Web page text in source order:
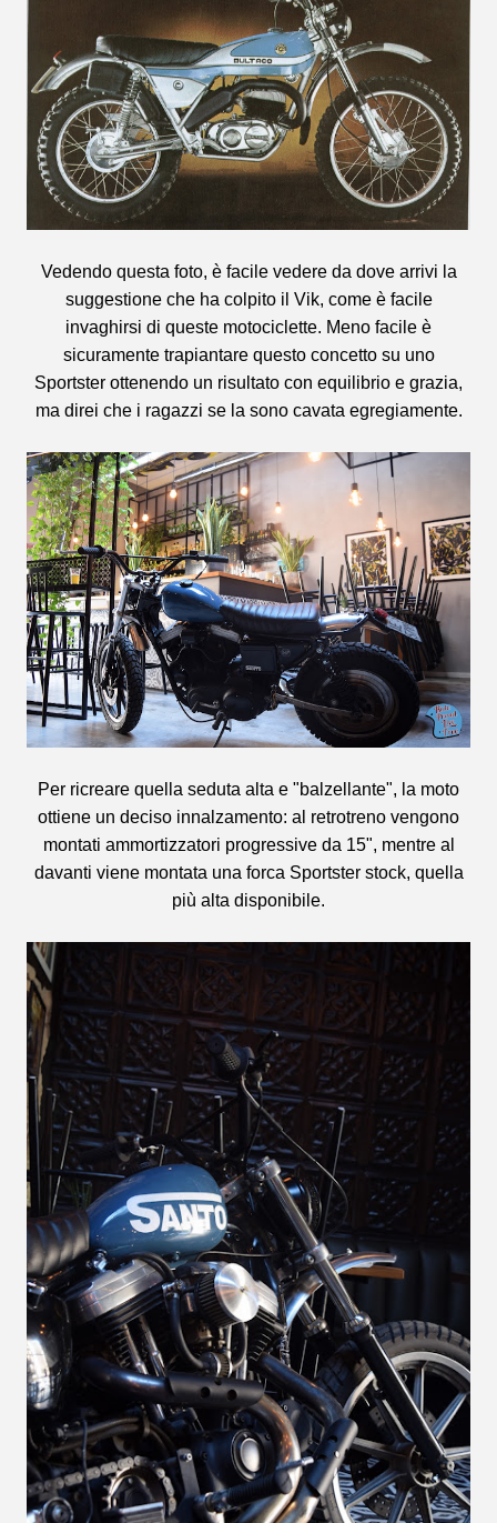
Vedendo questa foto, è facile vedere da dove arrivi la
suggestione che ha colpito il Vik, come è facile
invaghirsi di queste motociclette. Meno facile è
sicuramente trapiantare questo concetto su uno
Sportster ottenendo un risultato con equilibrio e grazia,
ma direi che i ragazzi se la sono cavata egregiamente.
Per ricreare quella seduta alta e "balzellante", la moto
ottiene un deciso innalzamento: al retrotreno vengono
montati ammortizzatori progressive da 15", mentre al
davanti viene montata una forca Sportster stock, quella
più alta disponibile.